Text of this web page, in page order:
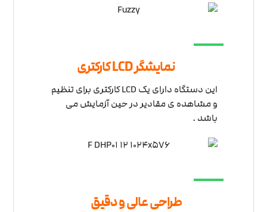
نمایشگر LCD کارکتری
این دستگاه دارای یک LCD کارکتری برای تنظیم
و مشاهده ی مقادیر در حین آزمایش می
باشد .
طراحی عالی و دقیق